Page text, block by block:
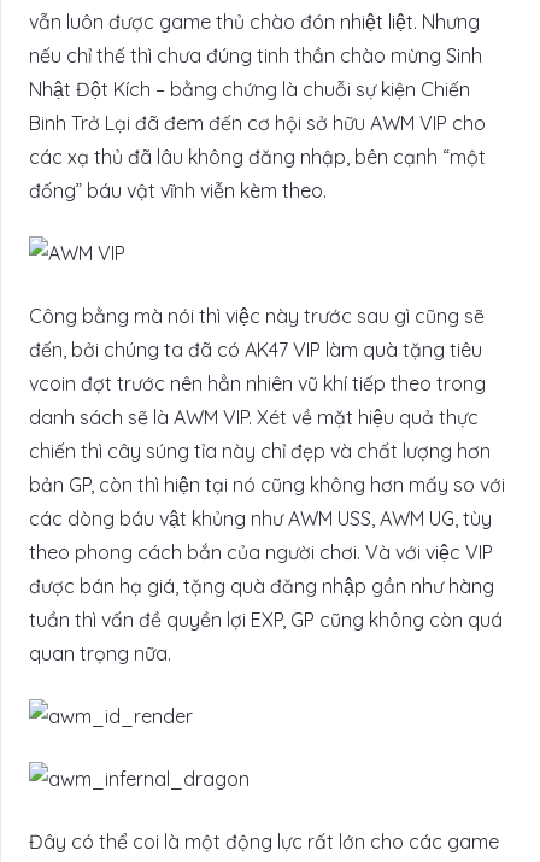
vẫn luôn được game thủ chào đón nhiệt liệt. Nhưng
nếu chỉ thế thì chưa đúng tinh thần chào mừng Sinh
Nhật Đột Kích – bằng chứng là chuỗi sự kiện Chiến
Binh Trở Lại đã đem đến cơ hội sở hữu AWM VIP cho
các xạ thủ đã lâu không đăng nhập, bên cạnh “một
đống” báu vật vĩnh viễn kèm theo.
Công bằng mà nói thì việc này trước sau gì cũng sẽ
đến, bởi chúng ta đã có AK47 VIP làm quà tặng tiêu
vcoin đợt trước nên hẳn nhiên vũ khí tiếp theo trong
danh sách sẽ là AWM VIP. Xét về mặt hiệu quả thực
chiến thì cây súng tỉa này chỉ đẹp và chất lượng hơn
bản GP, còn thì hiện tại nó cũng không hơn mấy so với
các dòng báu vật khủng như AWM USS, AWM UG, tùy
theo phong cách bắn của người chơi. Và với việc VIP
được bán hạ giá, tặng quà đăng nhập gần như hàng
tuần thì vấn đề quyền lợi EXP, GP cũng không còn quá
quan trọng nữa.
Đây có thể coi là một động lực rất lớn cho các game